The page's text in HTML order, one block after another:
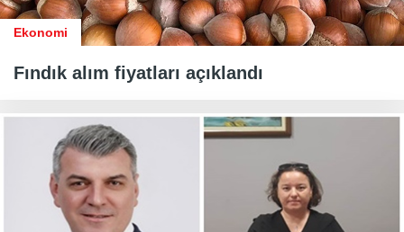
Ekonomi
Fındık alım fiyatları açıklandı